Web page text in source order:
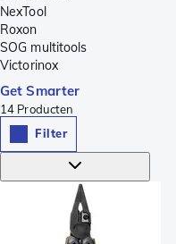
NexTool
Roxon
SOG multitools
Victorinox
Get Smarter
14 Producten
Filter